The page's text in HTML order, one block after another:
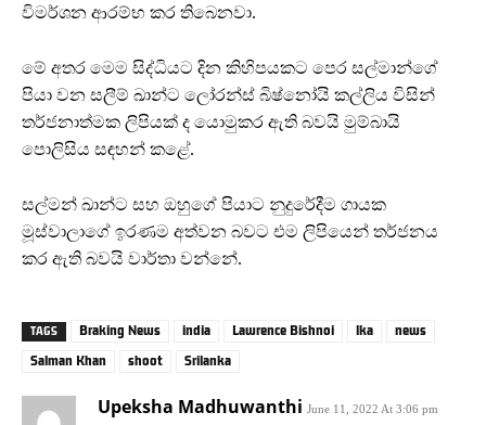
විමර්ශන ආරම්භ කර තිබෙනවා.
මේ අතර මෙම සිද්ධියට දින කිහිපයකට පෙර සල්මාන්ගේ
පියා වන සලීම් ඛාන්ට ලෝරන්ස් බිෂ්නෝයි කල්ලිය විසින්
තර්ජනාත්මක ලිපියක් ද යොමුකර ඇති බවයි මුම්බායි
පොලිසිය සඳහන් කළේ.
සල්මන් ඛාන්ට සහ ඔහුගේ පියාට නුදුරේදීම ගායක
මූස්වාලාගේ ඉරණම අත්වන බවට එම ලිපියෙන් තර්ජනය
කර ඇති බවයි වාර්තා වන්නේ.
TAGS Braking News india Lawrence Bishnoi lka
news
Salman Khan
shoot Srilanka
Upeksha Madhuwanthi June 11, 2022 At 3:06 pm